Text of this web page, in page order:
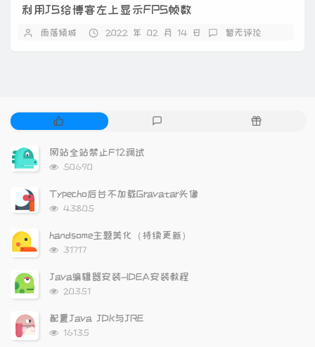
利用JS给博客左上显示FPS帧数
雨落倾城 2022 年 02 月 14 日 暂无评论
热
门
文
章
随
网站全站禁止F12调试
浏
次
数:
50690
Typecho后台不加载Gravatar头像
浏
次
数:
43805
handsome主题美化（持续更新）
浏
次
数:
31717
Java编辑器安装-IDEA安装教程
浏
次
数:
20351
配置Java JDK与JRE
浏
16135